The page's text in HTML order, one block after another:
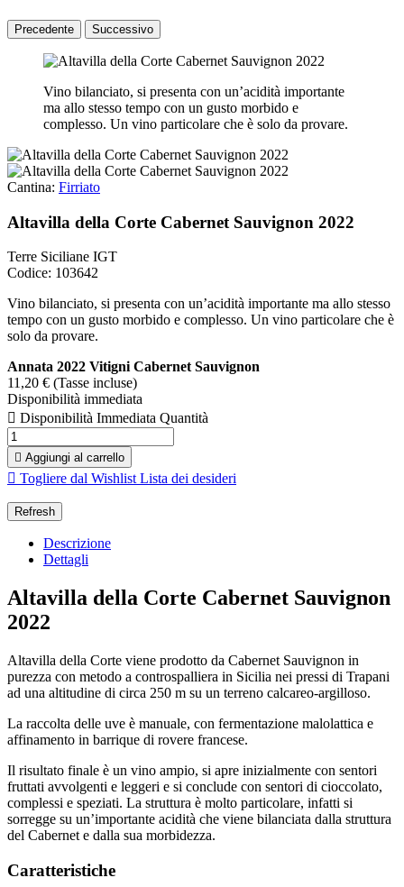
Precedente Successivo
Vino bilanciato, si presenta con un’acidità importante
ma allo stesso tempo con un gusto morbido e
complesso. Un vino particolare che è solo da provare.
Cantina: Firriato
Altavilla della Corte Cabernet Sauvignon 2022
Terre Siciliane IGT
Codice: 103642
Vino bilanciato, si presenta con un’acidità importante ma allo stesso
tempo con un gusto morbido e complesso. Un vino particolare che è
solo da provare.
Annata 2022 Vitigni Cabernet Sauvignon
11,20 € (Tasse incluse)
Disponibilità immediata
 Disponibilità Immediata Quantità
 Aggiungi al carrello
 Togliere dal Wishlist Lista dei desideri
Descrizione
Dettagli
Altavilla della Corte Cabernet Sauvignon
2022
Altavilla della Corte viene prodotto da Cabernet Sauvignon in
purezza con metodo a controspalliera in Sicilia nei pressi di Trapani
ad una altitudine di circa 250 m su un terreno calcareo-argilloso.
La raccolta delle uve è manuale, con fermentazione malolattica e
affinamento in barrique di rovere francese.
Il risultato finale è un vino ampio, si apre inizialmente con sentori
fruttati avvolgenti e leggeri e si conclude con sentori di cioccolato,
complessi e speziati. La struttura è molto particolare, infatti si
sorregge su un’importante acidità che viene bilanciata dalla struttura
del Cabernet e dalla sua morbidezza.
Caratteristiche